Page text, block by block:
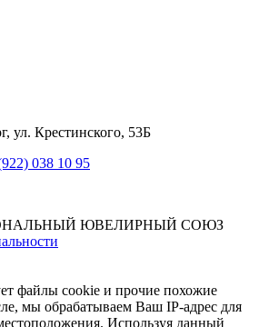
ул. Крестинского, 53Б
038 10 95
ЮВЕЛИРНЫЙ СОЮЗ
файлы cookie и прочие похожие
мы обрабатываем Ваш IP-адрес для
Используя данный